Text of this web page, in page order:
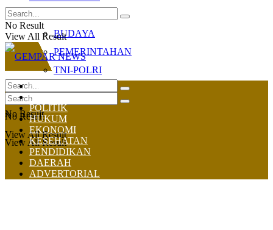
BUDAYA
PEMERINTAHAN
TNI-POLRI
No Result
View All Result
No Result
View All Result
No Result
View All Result
HOME
NASIONAL
POLITIK
HUKUM
EKONOMI
KESEHATAN
PENDIDIKAN
DAERAH
ADVERTORIAL